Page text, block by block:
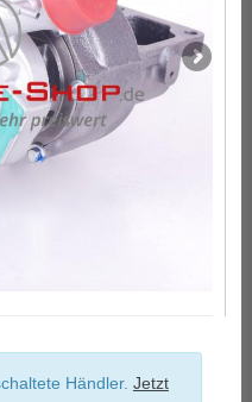
Händler. Jetzt